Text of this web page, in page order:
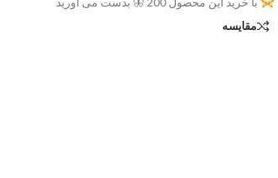
مقایسه